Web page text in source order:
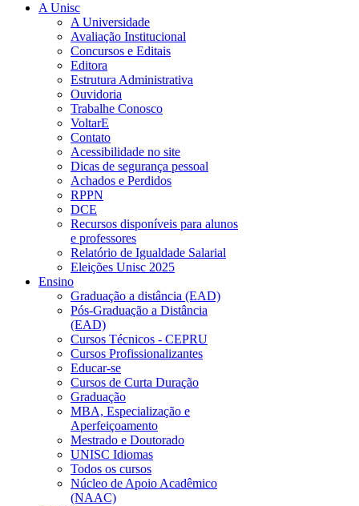
A Unisc
A Universidade
Avaliação Institucional
Concursos e Editais
Editora
Estrutura Administrativa
Ouvidoria
Trabalhe Conosco
VoltarE
Contato
Acessibilidade no site
Dicas de segurança pessoal
Achados e Perdidos
RPPN
DCE
Recursos disponíveis para alunos
e professores
Relatório de Igualdade Salarial
Eleições Unisc 2025
Ensino
Graduação a distância (EAD)
Pós-Graduação a Distância
(EAD)
Cursos Técnicos - CEPRU
Cursos Profissionalizantes
Educar-se
Cursos de Curta Duração
Graduação
MBA, Especialização e
Aperfeiçoamento
Mestrado e Doutorado
UNISC Idiomas
Todos os cursos
Núcleo de Apoio Acadêmico
(NAAC)